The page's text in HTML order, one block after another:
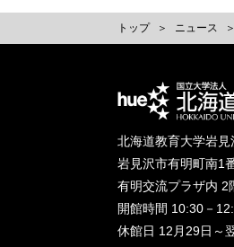
トップ ニュース
北海道教育大学岩見
岩見沢市有明町南1
有明交流プラザ内 2
開館時間 10:30－
休館日 12月29日～